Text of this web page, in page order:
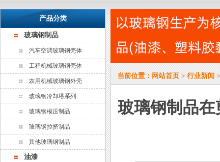
产品分类
玻璃钢制品
汽车空调玻璃钢壳体
工程机械玻璃钢壳体
农用机械玻璃钢外壳
玻璃钢冷却塔系列
玻璃钢模压制品
玻璃钢拉挤制品
其他玻璃钢制品
油漆
当前位置： 网站首页 > 行业新闻 >
玻璃钢制品